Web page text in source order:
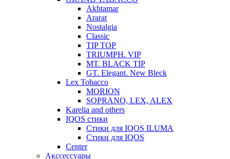
Akhtamar
Ararat
Nostalgia
Classic
TIP TOP
TRIUMPH. VIP
MT. BLACK TIP
GT. Elegant. New Bleck
Lex Tobacco
MORION
SOPRANO, LEX, ALEX
Karelia and others
IQOS стики
Стики для IQOS ILUMA
Стики для IQOS
Сenter
Акссессуары